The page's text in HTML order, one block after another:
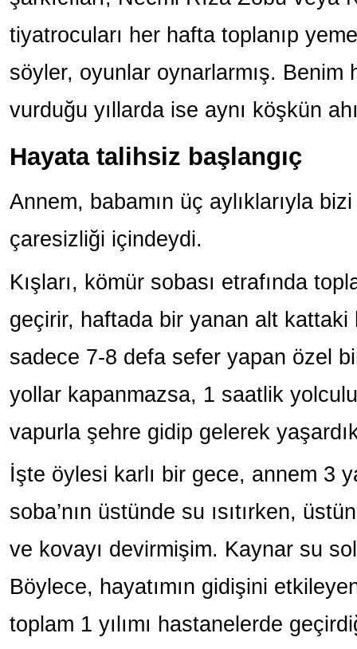
tiyatrocuları her hafta toplanıp
söyler, oyunlar oynarlarmış. Benim
vurduğu yıllarda ise aynı köşkün
Hayata talihsiz başlangıç
Annem, babamın üç aylıklarıyla
çaresizliği içindeydi.
Kışları, kömür sobası etrafında
geçirir, haftada bir yanan alt kattaki
sadece 7-8 defa sefer yapan özel
yollar kapanmazsa, 1 saatlik
vapurla şehre gidip gelerek
İşte öylesi karlı bir gece, annem 3
soba’nın üstünde su ısıtırken,
ve kovayı devirmişim. Kaynar su sol
Böylece, hayatımın gidişini
toplam 1 yılımı hastanelerde